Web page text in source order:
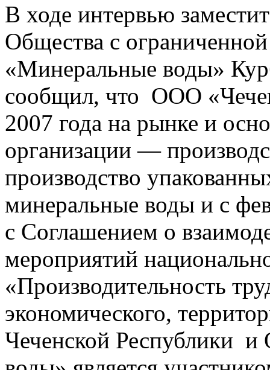
В ходе интервью
Общества с
«Минеральные воды»
сообщил, что ООО
2007 года на рынке и
организации —
производство
минеральные воды и с
с Соглашением о
мероприятий
«Производительность
экономического,
Чеченской Республики